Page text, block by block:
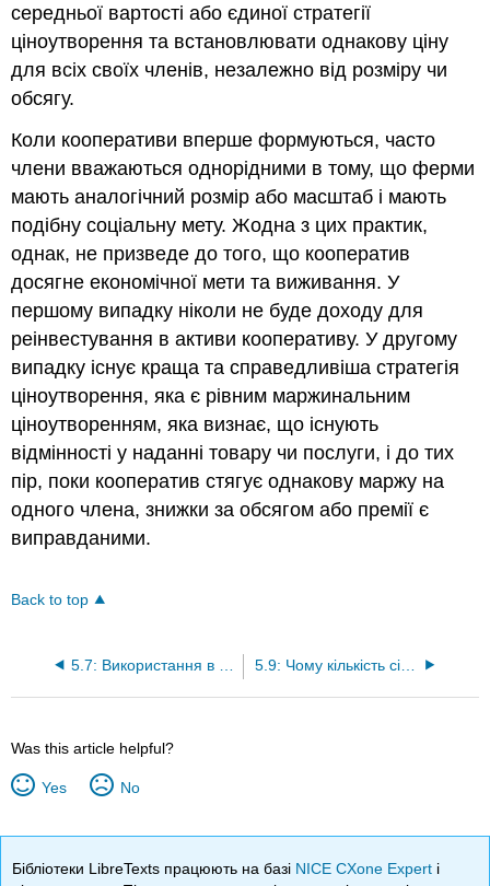
середньої вартості або єдиної стратегії
ціноутворення та встановлювати однакову ціну
для всіх своїх членів, незалежно від розміру чи
обсягу.
Коли кооперативи вперше формуються, часто
члени вважаються однорідними в тому, що ферми
мають аналогічний розмір або масштаб і мають
подібну соціальну мету. Жодна з цих практик,
однак, не призведе до того, що кооператив
досягне економічної мети та виживання. У
першому випадку ніколи не буде доходу для
реінвестування в активи кооперативу. У другому
випадку існує краща та справедливіша стратегія
ціноутворення, яка є рівним маржинальним
ціноутворенням, яка визнає, що існують
відмінності у наданні товару чи послуги, і до тих
пір, поки кооператив стягує однакову маржу на
одного члена, знижки за обсягом або премії є
виправданими.
Back to top
5.9: Чому кількість сільськогосподарських кооперативів зменшується у всьому світі?
Was this article helpful?
Yes No
Бібліотеки LibreTexts працюють на базі NICE CXone Expert і